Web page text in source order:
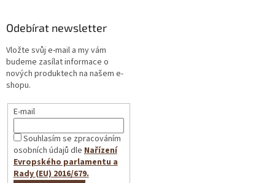
Odebírat newsletter
Vložte svůj e-mail a my vám
budeme zasílat informace o
nových produktech na našem e-
shopu.
E-mail
Souhlasím se zpracováním
osobních údajů dleNařízení
Evropského parlamentu a
Rady (EU) 2016/679.